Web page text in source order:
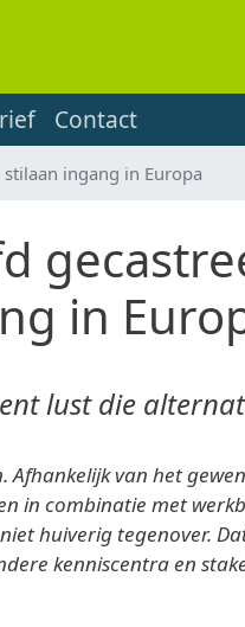
Contact
ingang in Europa
in
lust die
van het
in combinatie met
huiverig tegenover.
kenniscentra en